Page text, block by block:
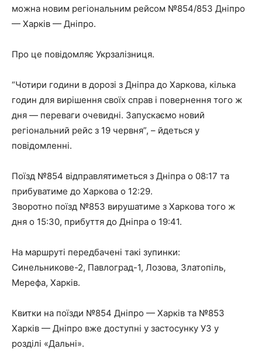
можна новим регіональним рейсом №854/853 Дніпро
— Харків — Дніпро.
Про це повідомляє Укрзалізниця.
“Чотири години в дорозі з Дніпра до Харкова, кілька
годин для вирішення своїх справ і повернення того ж
дня — переваги очевидні. Запускаємо новий
регіональний рейс з 19 червня”, – йдеться у
повідомленні.
Поїзд №854 відправлятиметься з Дніпра о 08:17 та
прибуватиме до Харкова о 12:29.
Зворотно поїзд №853 вирушатиме з Харкова того ж
дня о 15:30, прибуття до Дніпра о 19:41.
На маршруті передбачені такі зупинки:
Синельникове-2, Павлоград-1, Лозова, Златопіль,
Мерефа, Харків.
Квитки на поїзди №854 Дніпро — Харків та №853
Харків — Дніпро вже доступні у застосунку УЗ у
розділі «Дальні».